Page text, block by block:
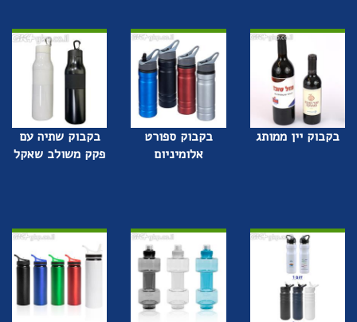
בקבוק יין ממותג
בקבוק ספורט
אלומיניום
בקבוק שתיה עם
פקק משולב שאקל